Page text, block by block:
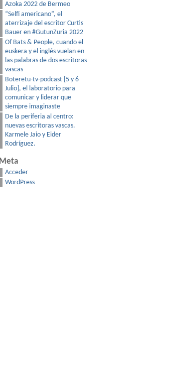
Azoka 2022 de Bermeo
“Selfi americano”, el
aterrizaje del escritor Curtis
Bauer en #GutunZuria 2022
Of Bats & People, cuando el
euskera y el inglés vuelan en
las palabras de dos escritoras
vascas
Boteretu-tv-podcast [5 y 6
Julio], el laboratorio para
comunicar y liderar que
siempre imaginaste
De la periferia al centro:
nuevas escritoras vascas.
Karmele Jaio y Eider
Rodríguez.
Meta
Acceder
WordPress